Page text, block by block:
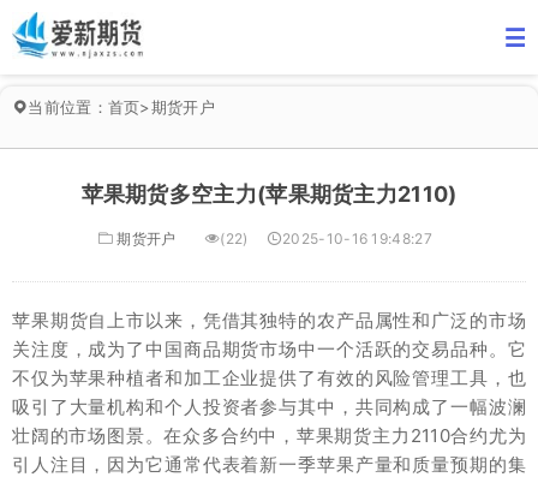
当前位置： 首页>期货开户
苹果期货多空主力(苹果期货主力2110)
期货开户 (22) 2025-10-16 19:48:27
苹果期货自上市以来，凭借其独特的农产品属性和广泛的市场
关注度，成为了中国商品期货市场中一个活跃的交易品种。它
不仅为苹果种植者和加工企业提供了有效的风险管理工具，也
吸引了大量机构和个人投资者参与其中，共同构成了一幅波澜
壮阔的市场图景。在众多合约中，苹果期货主力2110合约尤为
引人注目，因为它通常代表着新一季苹果产量和质量预期的集